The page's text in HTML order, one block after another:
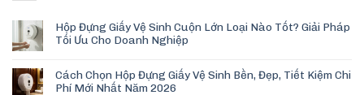
Hộp Đựng Giấy Vệ Sinh Cuộn Lớn Loại Nào Tốt? Giải Pháp
Tối Ưu Cho Doanh Nghiệp
Cách Chọn Hộp Đựng Giấy Vệ Sinh Bền, Đẹp, Tiết Kiệm Chi
Phí Mới Nhất Năm 2026